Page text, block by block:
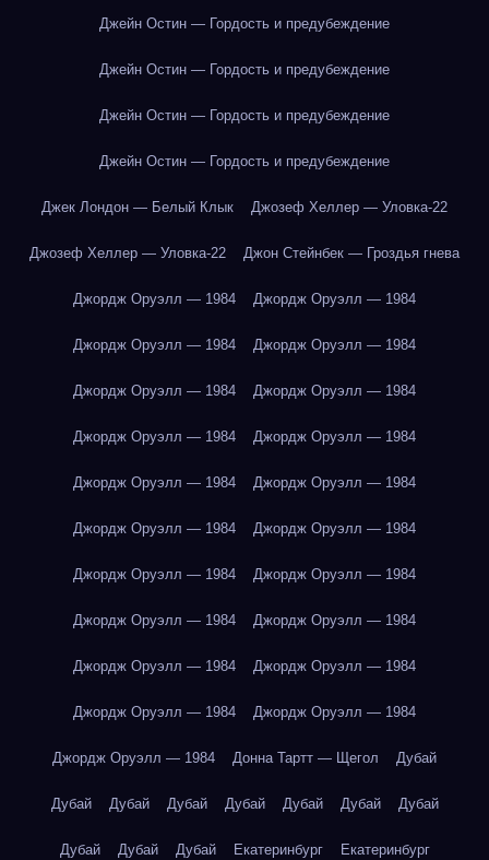
Джейн Остин — Гордость и предубеждение
Джейн Остин — Гордость и предубеждение
Джейн Остин — Гордость и предубеждение
Джейн Остин — Гордость и предубеждение
Джек Лондон — Белый Клык Джозеф Хеллер — Уловка-22
Джозеф Хеллер — Уловка-22 Джон Стейнбек — Гроздья гнева
Джордж Оруэлл — 1984 Джордж Оруэлл — 1984
Джордж Оруэлл — 1984 Джордж Оруэлл — 1984
Джордж Оруэлл — 1984 Джордж Оруэлл — 1984
Джордж Оруэлл — 1984 Джордж Оруэлл — 1984
Джордж Оруэлл — 1984 Джордж Оруэлл — 1984
Джордж Оруэлл — 1984 Джордж Оруэлл — 1984
Джордж Оруэлл — 1984 Джордж Оруэлл — 1984
Джордж Оруэлл — 1984 Джордж Оруэлл — 1984
Джордж Оруэлл — 1984 Джордж Оруэлл — 1984
Джордж Оруэлл — 1984 Джордж Оруэлл — 1984
Джордж Оруэлл — 1984 Донна Тартт — Щегол Дубай
Дубай Дубай Дубай Дубай Дубай Дубай Дубай
Дубай Дубай Дубай Екатеринбург Екатеринбург